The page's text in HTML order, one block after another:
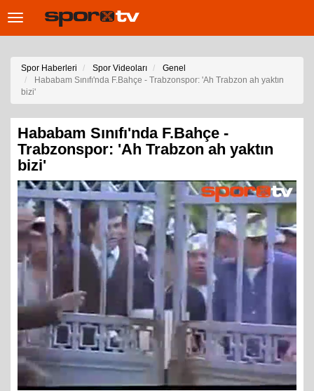
Toggle
Spor Haberleri Spor Videoları
Genel
Hababam Sınıfı'nda F.Bahçe - Trabzonspor: 'Ah Trabzon ah yaktın
bizi'
Hababam Sınıfı'nda F.Bahçe -
Trabzonspor: 'Ah Trabzon ah yaktın
bizi'